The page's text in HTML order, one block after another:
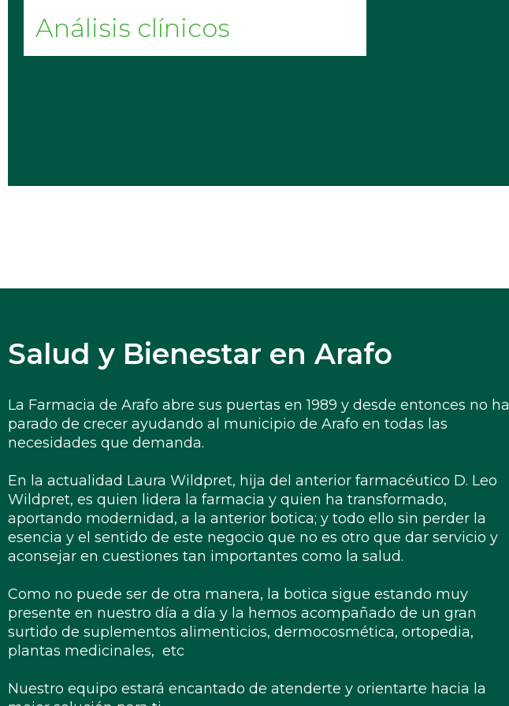
Análisis clínicos
Salud y Bienestar en Arafo
La Farmacia de Arafo abre sus puertas en 1989 y desde entonces no ha
parado de crecer ayudando al municipio de Arafo en todas las
necesidades que demanda.
En la actualidad Laura Wildpret, hija del anterior farmacéutico D. Leo
Wildpret, es quien lidera la farmacia y quien ha transformado,
aportando modernidad, a la anterior botica; y todo ello sin perder la
esencia y el sentido de este negocio que no es otro que dar servicio y
aconsejar en cuestiones tan importantes como la salud.
Como no puede ser de otra manera, la botica sigue estando muy
presente en nuestro día a día y la hemos acompañado de un gran
surtido de suplementos alimenticios, dermocosmética, ortopedia,
plantas medicinales, etc
Nuestro equipo estará encantado de atenderte y orientarte hacia la